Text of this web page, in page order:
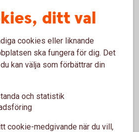
billån
ni för ett Grönt billån?
miljövänlig bil?
kund för att få låna?
låna?
ditt val
cookies eller liknande
ska fungera för dig. Det
kan välja som förbättrar din
och statistik
cookie-medgivande när du vill,